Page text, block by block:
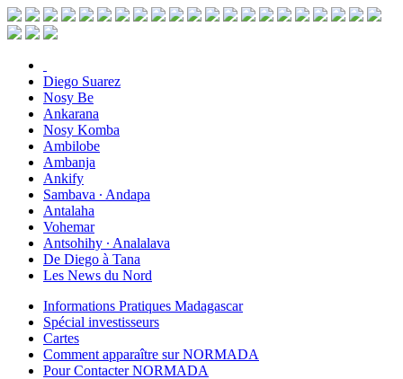
Diego Suarez
Nosy Be
Ankarana
Nosy Komba
Ambilobe
Ambanja
Ankify
Sambava ∙ Andapa
Antalaha
Vohemar
Antsohihy ∙ Analalava
De Diego à Tana
Les News du Nord
Informations Pratiques Madagascar
Spécial investisseurs
Cartes
Comment apparaître sur NORMADA
Pour Contacter NORMADA